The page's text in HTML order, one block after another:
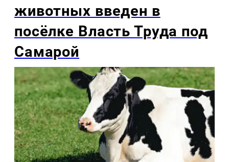
животных введен в
посёлке Власть Труда под
Самарой